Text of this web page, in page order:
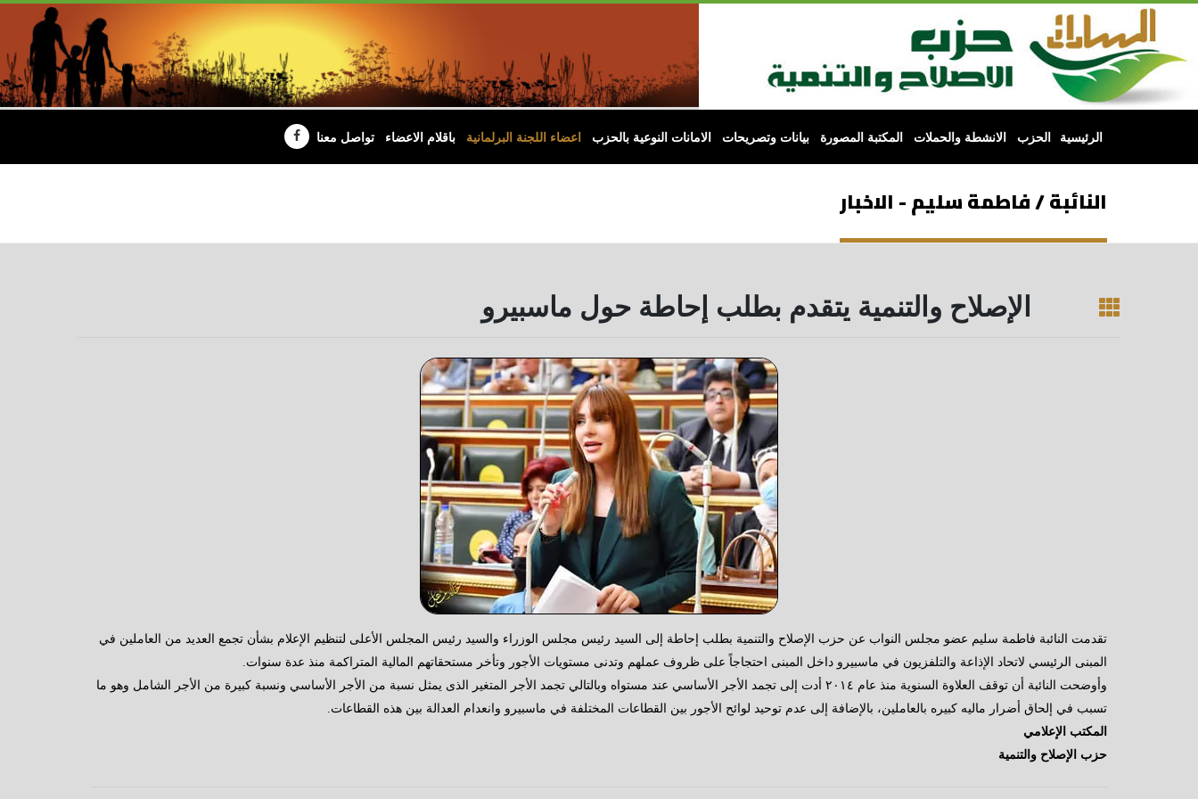
الرئيسية الحزب الانشطة والحملات المكتبة المصورة بيانات وتصريحات الامانات النوعية بالحزب اعضاء اللجنة البرلمانية باقلام الاعضاء تواصل معنا
النائبة / فاطمة سليم - الاخبار
الإصلاح والتنمية يتقدم بطلب إحاطة حول ماسبيرو
تقدمت النائبة فاطمة سليم عضو مجلس النواب عن حزب الإصلاح والتنمية بطلب إحاطة إلى السيد رئيس مجلس الوزراء والسيد رئيس المجلس الأعلى لتنظيم الإعلام بشأن تجمع العديد من العاملين في
المبنى الرئيسي لاتحاد الإذاعة والتلفزيون في ماسبيرو داخل المبنى احتجاجاً على ظروف عملهم وتدنى مستويات الأجور وتأخر مستحقاتهم المالية المتراكمة منذ عدة سنوات.
وأوضحت النائبة أن توقف العلاوة السنوية منذ عام ٢٠١٤ أدت إلى تجمد الأجر الأساسي عند مستواه وبالتالي تجمد الأجر المتغير الذى يمثل نسبة من الأجر الأساسي ونسبة كبيرة من الأجر الشامل وهو ما
تسبب في إلحاق أضرار ماليه كبيره بالعاملين، بالإضافة إلى عدم توحيد لوائح الأجور بين القطاعات المختلفة في ماسبيرو وانعدام العدالة بين هذه القطاعات.
المكتب الإعلامي
حزب الإصلاح والتنمية